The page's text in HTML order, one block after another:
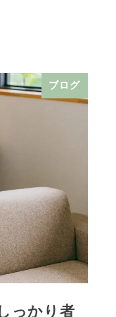
ブログ
っかり者